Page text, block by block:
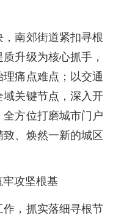
南郊街道紧扣寻根
升级为核心抓手，
痛点难点；以交通
关键节点，深入开
方位打磨城市门户
、焕然一新的城区
攻坚根基
，抓实落细寻根节